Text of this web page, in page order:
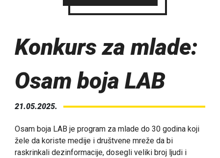
Konkurs za mlade:
Osam boja LAB
21.05.2025.
Osam boja LAB je program za mlade do 30 godina koji
žele da koriste medije i društvene mreže da bi
raskrinkali dezinformacije, dosegli veliki broj ljudi i